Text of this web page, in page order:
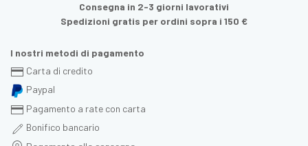
Consegna in 2-3 giorni lavorativi
Spedizioni gratis per ordini sopra i 150 €
I nostri metodi di pagamento
Carta di credito
Paypal
Pagamento a rate con carta
Bonifico bancario